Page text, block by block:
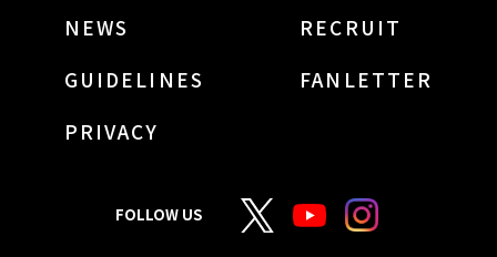
NEWS
RECRUIT
GUIDELINES
FANLETTER
PRIVACY
FOLLOW US